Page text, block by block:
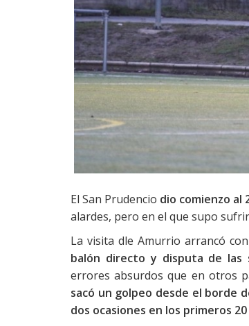
El San Prudencio dio comienzo al
alardes, pero en el que supo
La visita dle Amurrio arrancó con
balón directo y disputa de las
errores absurdos que en otros
sacó un golpeo desde el borde
dos ocasiones en los primeros